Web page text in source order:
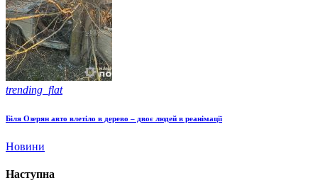
trending_flat
Біля Озерян авто влетіло в дерево – двоє людей в реанімації
Новини
Наступна